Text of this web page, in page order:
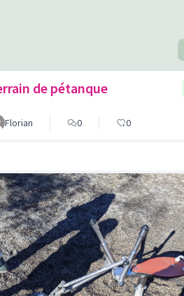
de pétanque
Florian 0 0